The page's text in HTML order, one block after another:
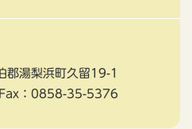
郡湯梨浜町久留19-1
Fax：0858-35-5376